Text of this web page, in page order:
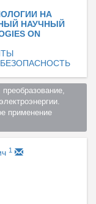
НА
НАУЧНЫЙ
ON
применение
1